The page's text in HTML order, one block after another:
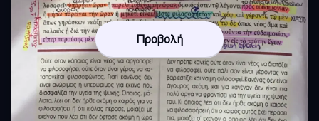
Προβολή